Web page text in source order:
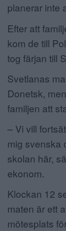
planerar inte
Efter att
kom de till
tog färjan till
Svetlanas
Donetsk,
familjen att
– Vi vill
mig svenska
skolan här,
ekonom.
Klockan 12
maten är ett
mötesplats